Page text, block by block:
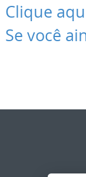
Clique
Se você